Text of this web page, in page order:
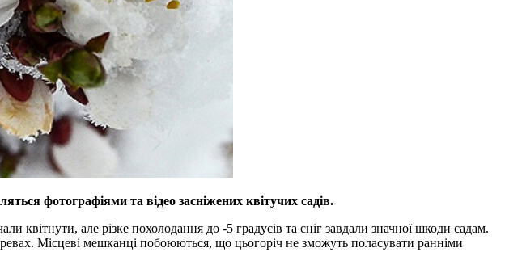
фотографіями та відео засніжених квітучих садів.
але різке похолодання до -5 градусів та сніг завдали значної шкоди садам.
Місцеві мешканці побоюються, що цьогоріч не зможуть поласувати ранніми